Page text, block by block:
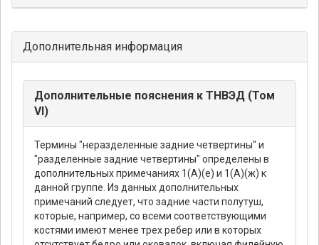
Дополнительная информация
Дополнительные пояснения к ТНВЭД (Том
VI)
Термины "неразделенные задние четвертины" и
"разделенные задние четвертины" определены в
дополнительных примечаниях 1(А)(е) и 1(А)(ж) к
данной группе. Из данных дополнительных
примечаний следует, что задние части полутуш,
которые, например, со всеми соответствующими
костями имеют менее трех ребер или в которых